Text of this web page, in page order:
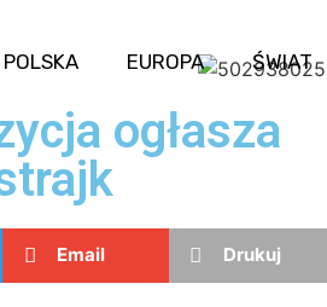
POLSKA EUROPA ŚWIAT
ogłasza
Email Drukuj